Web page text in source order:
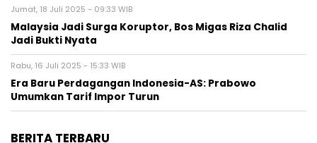
Jumat, 18 Juli 2025 - 09:33 WIB
Malaysia Jadi Surga Koruptor, Bos Migas Riza Chalid
Jadi Bukti Nyata
Rabu, 16 Juli 2025 - 15:33 WIB
Era Baru Perdagangan Indonesia-AS: Prabowo
Umumkan Tarif Impor Turun
BERITA TERBARU